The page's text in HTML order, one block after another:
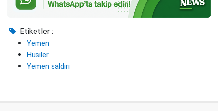
Etiketler :
Yemen
Husiler
Yemen saldırı